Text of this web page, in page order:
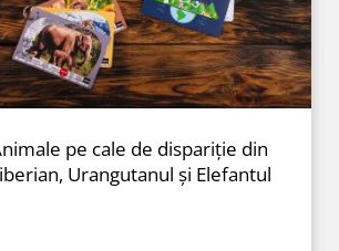
pe cale de dispariție din
Urangutanul și Elefantul